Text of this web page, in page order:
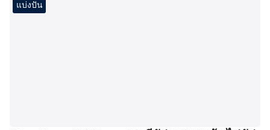
แบ่งปัน